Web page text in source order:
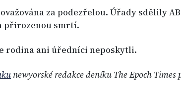
za podezřelou. Úřady sdělily
přirozenou smrtí.
rodina ani úředníci neposkytli.
newyorské redakce deníku The Epoch